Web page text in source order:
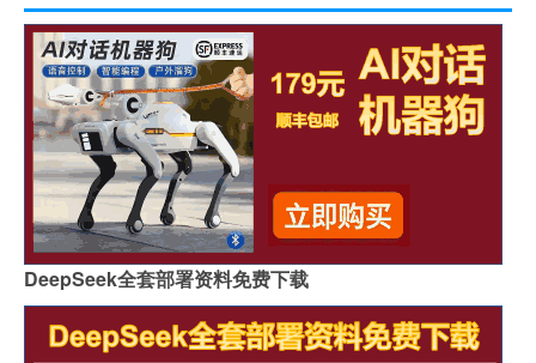
DeepSeek全套部署资料免费下载